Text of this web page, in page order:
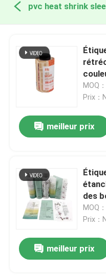
pvc heat shrink
MOQ
Prix：
meilleur prix
des
MOQ
Prix：
meilleur prix